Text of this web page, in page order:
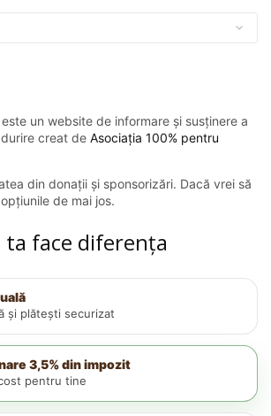
un website de informare și susținere a
creat de Asociația 100% pentru
din donații și sponsorizări. Dacă vrei să
de mai jos.
face diferența
și plătești securizat
3,5% din impozit
pentru tine